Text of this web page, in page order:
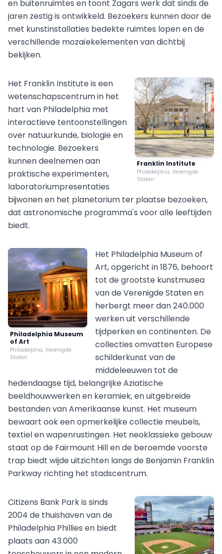
en buitenruimtes en toont Zagars werk dat sinds de
jaren zestig is ontwikkeld. Bezoekers kunnen door de
met kunstinstallaties bedekte ruimtes lopen en de
verschillende mozaïekelementen van dichtbij
bekijken.
Franklin Institute
Philadelphia, Verenigde
Staten
Het Franklin Institute is een
wetenschapscentrum in het
hart van Philadelphia met
interactieve tentoonstellingen
over natuurkunde, biologie en
technologie. Bezoekers
kunnen deelnemen aan
praktische experimenten,
laboratoriumpresentaties
bijwonen en het planetarium ter plaatse bezoeken,
dat astronomische programma's voor alle leeftijden
biedt.
Philadelphia Museum
of Art
Philadelphia, Verenigde
Staten
Het Philadelphia Museum of
Art, opgericht in 1876, behoort
tot de grootste kunstmusea
van de Verenigde Staten en
herbergt meer dan 240.000
werken uit verschillende
tijdperken en continenten. De
collecties omvatten Europese
schilderkunst van de
middeleeuwen tot de
hedendaagse tijd, belangrijke Aziatische
beeldhouwwerken en keramiek, en uitgebreide
bestanden van Amerikaanse kunst. Het museum
bewaart ook een opmerkelijke collectie meubels,
textiel en wapenrustingen. Het neoklassieke gebouw
staat op de Fairmount Hill en de beroemde voorste
trap biedt wijde uitzichten langs de Benjamin Franklin
Parkway richting het stadscentrum.
Citizens Bank Park is sinds
2004 de thuishaven van de
Philadelphia Phillies en biedt
plaats aan 43.000